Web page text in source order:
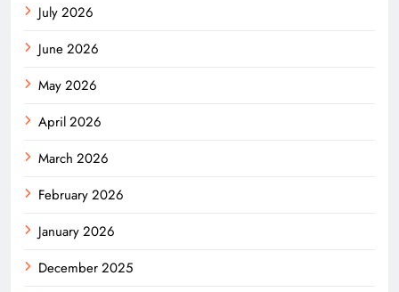
July 2026
June 2026
May 2026
April 2026
March 2026
February 2026
January 2026
December 2025